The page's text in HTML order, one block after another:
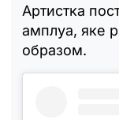
Артистка
амплуа, яке
образом.